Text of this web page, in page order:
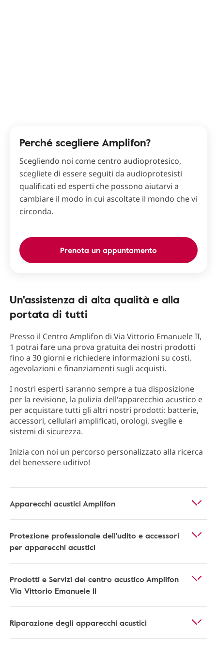
Perché scegliere Amplifon?
Scegliendo noi come centro audioprotesico,
scegliete di essere seguiti da audioprotesisti
qualificati ed esperti che possono aiutarvi a
cambiare il modo in cui ascoltate il mondo che vi
circonda.
Prenota un appuntamento
Un'assistenza di alta qualità e alla
portata di tutti
Presso il Centro Amplifon di Via Vittorio Emanuele II,
1 potrai fare una prova gratuita dei nostri prodotti
fino a 30 giorni e richiedere informazioni su costi,
agevolazioni e finanziamenti sugli acquisti.
I nostri esperti saranno sempre a tua disposizione
per la revisione, la pulizia dell'apparecchio acustico e
per acquistare tutti gli altri nostri prodotti: batterie,
accessori, cellulari amplificati, orologi, sveglie e
sistemi di sicurezza.
Inizia con noi un percorso personalizzato alla ricerca
del benessere uditivo!
Apparecchi acustici Amplifon
Protezione professionale dell'udito e accessori
per apparecchi acustici
Prodotti e Servizi del centro acustico Amplifon
Via Vittorio Emanuele II
Riparazione degli apparecchi acustici